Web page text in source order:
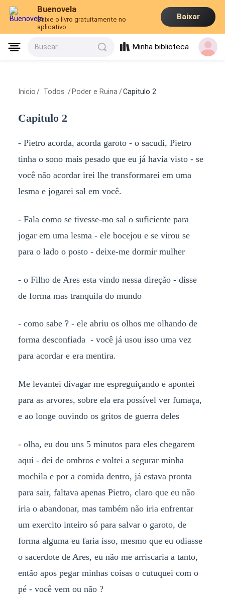
Buenovela
Baixe o livro gratuitamente no
aplicativo
Baixar
Buscar... Minha biblioteca
Inicio / Todos / Poder e Ruina /Capitulo 2
Capitulo 2
- Pietro acorda, acorda garoto - o sacudi, Pietro
tinha o sono mais pesado que eu já havia visto - se
você não acordar irei lhe transformarei em uma
lesma e jogarei sal em você.
- Fala como se tivesse-mo sal o suficiente para
jogar em uma lesma - ele bocejou e se virou se
para o lado o posto - deixe-me dormir mulher
- o Filho de Ares esta vindo nessa direção - disse
de forma mas tranquila do mundo
- como sabe ? - ele abriu os olhos me olhando de
forma desconfiada - você já usou isso uma vez
para acordar e era mentira.
Me levantei divagar me espreguiçando e apontei
para as arvores, sobre ela era possível ver fumaça,
e ao longe ouvindo os gritos de guerra deles
- olha, eu dou uns 5 minutos para eles chegarem
aqui - dei de ombros e voltei a segurar minha
mochila e por a comida dentro, já estava pronta
para sair, faltava apenas Pietro, claro que eu não
iria o abandonar, mas também não iria enfrentar
um exercito inteiro só para salvar o garoto, de
forma alguma eu faria isso, mesmo que eu odiasse
o sacerdote de Ares, eu não me arriscaria a tanto,
então apos pegar minhas coisas o cutuquei com o
pé - você vem ou não ?